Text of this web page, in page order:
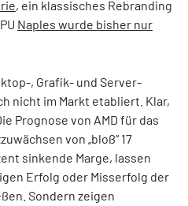
, ein klassisches Rebranding
Naples wurde bisher nur
, Grafik- und Server-
nicht im Markt etabliert. Klar,
Prognose von AMD für das
von „bloß“ 17
sinkende Marge, lassen
Erfolg oder Misserfolg der
Sondern zeigen